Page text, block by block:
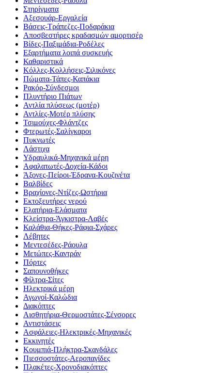
Στηρίγματα
Αξεσουάρ-Εργαλεία
Βάσεις-Τράπεζες-Ποδαράκια
Αποσβεστήρες κραδασμών αμορτισέρ
Βίδες-Παξιμάδια-Ροδέλες
Εξαρτήματα λοιπά συσκευής
Καθαριστικά
Κόλλες-Κολλήσεις-Σιλικόνες
Πώματα-Τάπες-Καπάκια
Ρακόρ-Σύνδεσμοι
Πλυντήριο Πιάτων
Αντλία πλύσεως (μοτέρ)
Αντλίες-Μοτέρ πλύσης
Τσιμούχες-Φλάντζες
Φτερωτές-Σαλίγκαροι
Πυκνωτές
Λάστιχα
Υδραυλικά-Mηχανικά μέρη
Αφαλατωτές-Δοχεία-Κάδοι
Άξονες-Πείροι-Έδρανα-Κουζινέτα
Βαλβίδες
Βραχίονες-Ντίζες-Ωστήρια
Εκτοξευτήρες νερού
Ελατήρια-Ελάσματα
Κλείστρα-Άγκιστρα-Λαβές
Καλάθια-Θήκες-Ράφια-Σχάρες
Λέβητες
Μεντεσέδες-Ράουλα
Μετώπες-Καντράν
Πόρτες
Σαπουνοθήκες
Φίλτρα-Σίτες
Ηλεκτρικά μέρη
Αγωγοί-Καλώδια
Διακόπτες
Αισθητήρια-Θερμοστάτες-Σένσορες
Αντιστάσεις
Ασφάλειες-Ηλεκτρικές-Μηχανικές
Εκκινητές
Κουμπιά-Πλήκτρα-Σκανδάλες
Πιεσσοστάτες-Αεροπαγίδες
Πλακέτες-Χρονοδιακόπτες